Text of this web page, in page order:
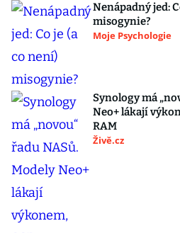
Nenápadný jed:
misogynie?
Moje Psychologie
Synology má
Neo+ lákají
RAM
Živě.cz